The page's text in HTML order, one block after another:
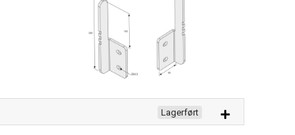
Lagerført